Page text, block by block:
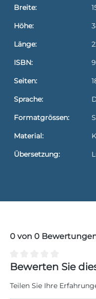
Breite:
Höhe:
Länge:
ISBN:
Seiten:
Sprache:
Formatgrössen:
Material:
Übersetzung:
0 von 0
Durchschnittliche
Bewerten Sie
Teilen Sie Ihre